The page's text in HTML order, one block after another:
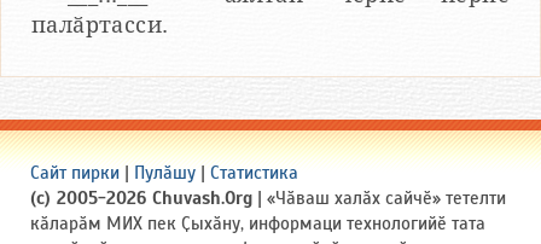
палӑртасси.
Сайт пирки | Пулӑшу | Статистика
(c) 2005-2026 Chuvash.Org | «Чӑваш халӑх сайчӗ» тетелти
кӑларӑм МИХ пек Ҫыхӑну, информаци технологийӗ тата